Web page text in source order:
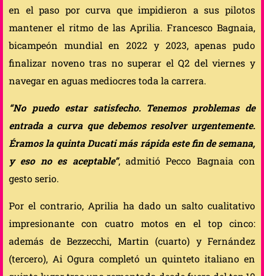
en el paso por curva que impidieron a sus pilotos
mantener el ritmo de las Aprilia. Francesco Bagnaia,
bicampeón mundial en 2022 y 2023, apenas pudo
finalizar noveno tras no superar el Q2 del viernes y
navegar en aguas mediocres toda la carrera.
“No puedo estar satisfecho. Tenemos problemas de
entrada a curva que debemos resolver urgentemente.
Éramos la quinta Ducati más rápida este fin de semana,
y eso no es aceptable”, admitió Pecco Bagnaia con
gesto serio.
Por el contrario, Aprilia ha dado un salto cualitativo
impresionante con cuatro motos en el top cinco:
además de Bezzecchi, Martin (cuarto) y Fernández
(tercero), Ai Ogura completó un quinteto italiano en